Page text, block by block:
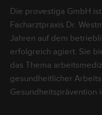
Die provestiga GmbH
Facharztpraxis Dr.
Jahren auf dem
erfolgreich agiert. Sie
das Thema
gesundheitlicher
Gesundheitsprävention